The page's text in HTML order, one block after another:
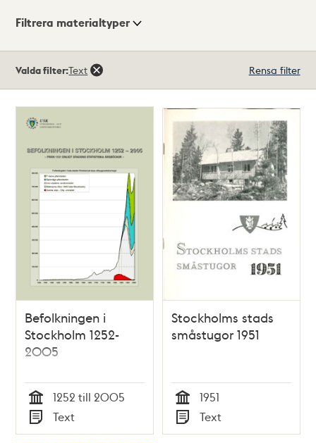
Visningsläge
Filtrera materialtyper
träffar
Valda filter:Text Rensa filter
Befolkningen i
Stockholm 1252-
2005
Tid
1252 till 2005
Typ
Text
Stockholms stads
småstugor 1951
Tid
1951
Typ
Text